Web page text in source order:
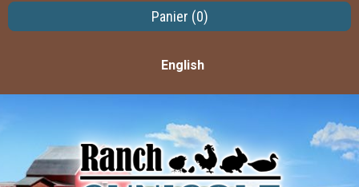
Panier (0)
English